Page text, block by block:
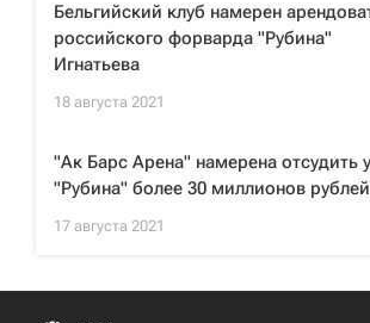
Бельгийский клуб намерен
российского форварда "Рубина"
Игнатьева
18 августа 2021
"Ак Барс Арена" намерена отсудить у
"Рубина" более 30 миллионов рублей
17 августа 2021